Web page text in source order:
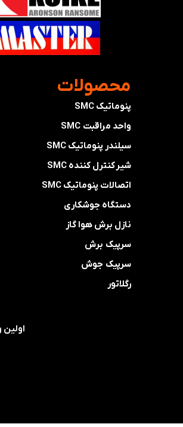
​محصولات
پنوماتیک SMC
واحد مراقبت SMC
سیلندر پنوماتیک SMC
شیر کنترل کننده SMC
اتصالات پنوماتیک SMC
دستگاه جوشکاری
نازل برش هوا گاز
سرپیک برش
سرپیک جوش
رگلاتور